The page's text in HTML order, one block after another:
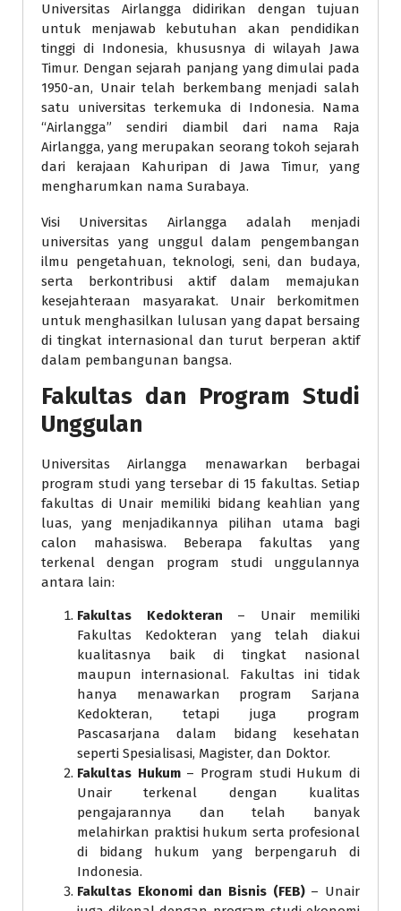
Universitas Airlangga didirikan dengan tujuan
untuk menjawab kebutuhan akan pendidikan
tinggi di Indonesia, khususnya di wilayah Jawa
Timur. Dengan sejarah panjang yang dimulai pada
1950-an, Unair telah berkembang menjadi salah
satu universitas terkemuka di Indonesia. Nama
“Airlangga” sendiri diambil dari nama Raja
Airlangga, yang merupakan seorang tokoh sejarah
dari kerajaan Kahuripan di Jawa Timur, yang
mengharumkan nama Surabaya.
Visi Universitas Airlangga adalah menjadi
universitas yang unggul dalam pengembangan
ilmu pengetahuan, teknologi, seni, dan budaya,
serta berkontribusi aktif dalam memajukan
kesejahteraan masyarakat. Unair berkomitmen
untuk menghasilkan lulusan yang dapat bersaing
di tingkat internasional dan turut berperan aktif
dalam pembangunan bangsa.
Fakultas dan Program Studi
Unggulan
Universitas Airlangga menawarkan berbagai
program studi yang tersebar di 15 fakultas. Setiap
fakultas di Unair memiliki bidang keahlian yang
luas, yang menjadikannya pilihan utama bagi
calon mahasiswa. Beberapa fakultas yang
terkenal dengan program studi unggulannya
antara lain:
Fakultas Kedokteran – Unair memiliki
Fakultas Kedokteran yang telah diakui
kualitasnya baik di tingkat nasional
maupun internasional. Fakultas ini tidak
hanya menawarkan program Sarjana
Kedokteran, tetapi juga program
Pascasarjana dalam bidang kesehatan
seperti Spesialisasi, Magister, dan Doktor.
Fakultas Hukum– Program studi Hukum di
Unair terkenal dengan kualitas
pengajarannya dan telah banyak
melahirkan praktisi hukum serta profesional
di bidang hukum yang berpengaruh di
Indonesia.
Fakultas Ekonomi dan Bisnis (FEB)– Unair